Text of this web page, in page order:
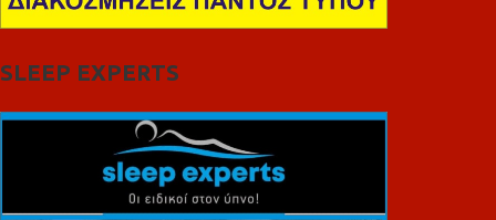
SLEEP EXPERTS